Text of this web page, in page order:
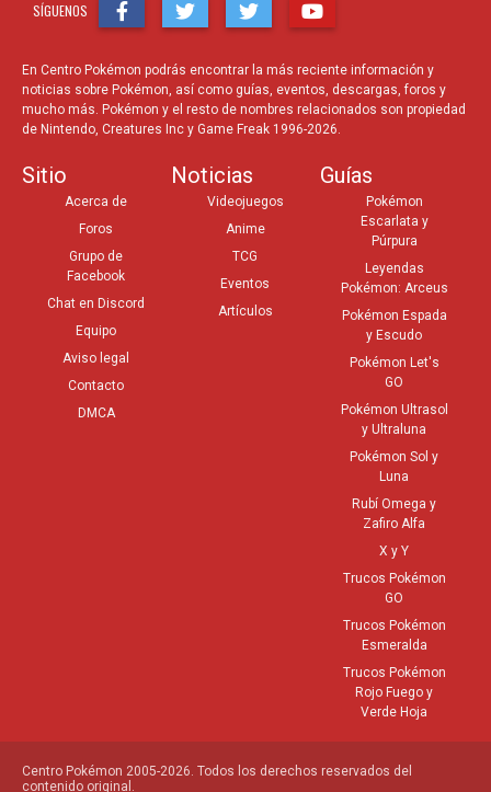
SÍGUENOS
En Centro Pokémon podrás encontrar la más reciente información y
noticias sobre Pokémon, así como guías, eventos, descargas, foros y
mucho más. Pokémon y el resto de nombres relacionados son propiedad
de Nintendo, Creatures Inc y Game Freak 1996-2026.
Sitio
Acerca de
Foros
Grupo de
Facebook
Chat en Discord
Equipo
Aviso legal
Contacto
DMCA
Noticias
Videojuegos
Anime
TCG
Eventos
Artículos
Guías
Pokémon
Escarlata y
Púrpura
Leyendas
Pokémon: Arceus
Pokémon Espada
y Escudo
Pokémon Let's
GO
Pokémon Ultrasol
y Ultraluna
Pokémon Sol y
Luna
Rubí Omega y
Zafiro Alfa
X y Y
Trucos Pokémon
GO
Trucos Pokémon
Esmeralda
Trucos Pokémon
Rojo Fuego y
Verde Hoja
Centro Pokémon 2005-2026. Todos los derechos reservados del
contenido original.